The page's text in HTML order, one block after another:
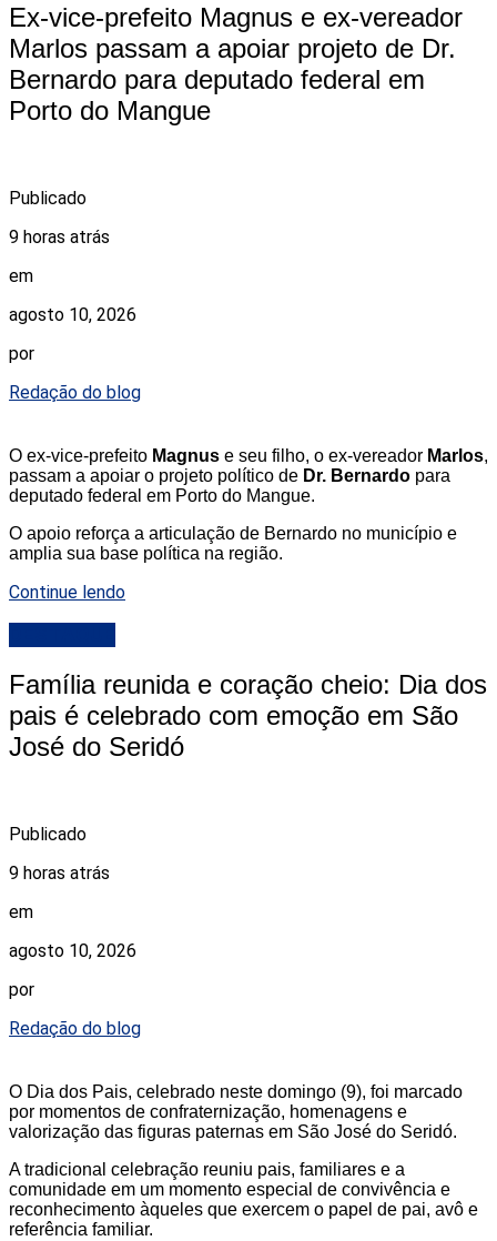
Ex-vice-prefeito Magnus e ex-vereador
Marlos passam a apoiar projeto de Dr.
Bernardo para deputado federal em
Porto do Mangue
Publicado
9 horas atrás
em
agosto 10, 2026
por
Redação do blog
O ex-vice-prefeito Magnus e seu filho, o ex-vereador Marlos,
passam a apoiar o projeto político de Dr. Bernardo para
deputado federal em Porto do Mangue.
O apoio reforça a articulação de Bernardo no município e
amplia sua base política na região.
Continue lendo
Família reunida e coração cheio: Dia dos
pais é celebrado com emoção em São
José do Seridó
Publicado
9 horas atrás
em
agosto 10, 2026
por
Redação do blog
O Dia dos Pais, celebrado neste domingo (9), foi marcado
por momentos de confraternização, homenagens e
valorização das figuras paternas em São José do Seridó.
A tradicional celebração reuniu pais, familiares e a
comunidade em um momento especial de convivência e
reconhecimento àqueles que exercem o papel de pai, avô e
referência familiar.